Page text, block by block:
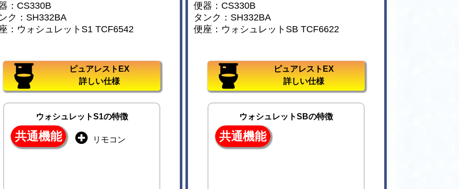
：CS330B
ク：SH332BA
：ウォシュレットS1 TCF6542
ピュアレストEX
詳しい仕様
ウォシュレットS1の特徴
共通機能 リモコン
便器：CS330B
タンク：SH332BA
便座：ウォシュレットSB TCF6622
ピュアレストEX
詳しい仕様
ウォシュレットSBの特徴
共通機能